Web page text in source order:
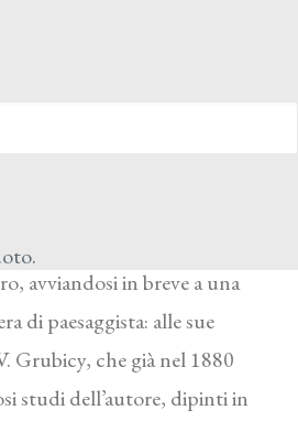
e R. Casnedi presso
di Brera, esordì nel 1877
avviandosi in breve a una
di paesaggista: alle sue
Grubicy, che già nel 1880
studi dell’autore, dipinti in